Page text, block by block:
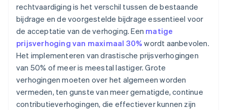
rechtvaardiging is het verschil tussen de bestaande
bijdrage en de voorgestelde bijdrage essentieel voor
de acceptatie van de verhoging. Een matige
prijsverhoging van maximaal 30% wordt aanbevolen.
Het implementeren van drastische prijsverhogingen
van 50% of meer is meestal lastiger. Grote
verhogingen moeten over het algemeen worden
vermeden, ten gunste van meer gematigde, continue
contributieverhogingen, die effectiever kunnen zijn